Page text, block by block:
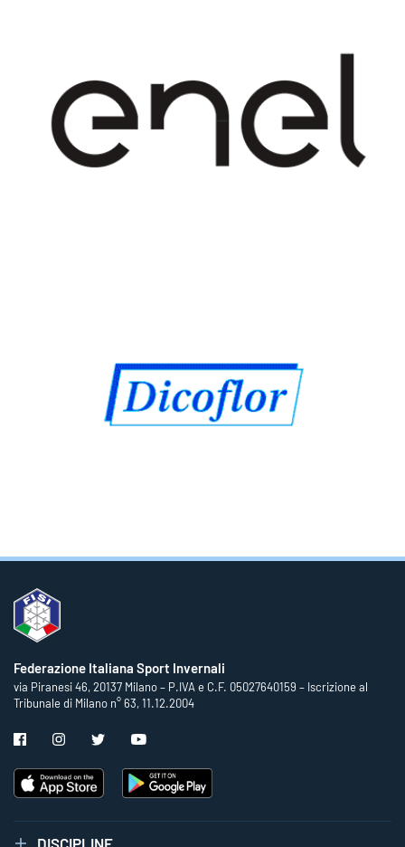
Federazione Italiana Sport Invernali
via Piranesi 46, 20137 Milano – P.IVA e C.F. 05027640159 – Iscrizione al
Tribunale di Milano n° 63, 11.12.2004